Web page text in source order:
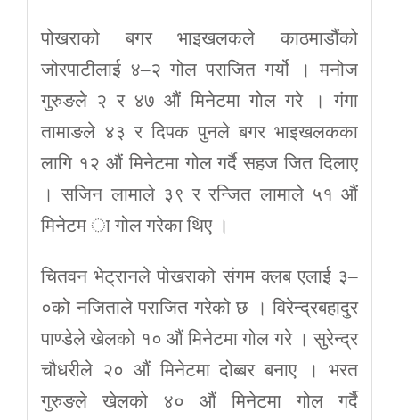
पोखराको बगर भाइखलकले काठमाडौंको
जोरपाटीलाई ४–२ गोल पराजित गर्यो । मनोज
गुरुङले २ र ४७ औं मिनेटमा गोल गरे । गंगा
तामाङले ४३ र दिपक पुनले बगर भाइखलकका
लागि १२ औं मिनेटमा गोल गर्दै सहज जित दिलाए
। सजिन लामाले ३९ र रन्जित लामाले ५१ औं
मिनेटम ा गोल गरेका थिए ।
चितवन भेट्रानले पोखराको संगम क्लब एलाई ३–
०को नजिताले पराजित गरेको छ । विरेन्द्रबहादुर
पाण्डेले खेलको १० औं मिनेटमा गोल गरे । सुरेन्द्र
चौधरीले २० औं मिनेटमा दोब्बर बनाए । भरत
गुरुङले खेलको ४० औं मिनेटमा गोल गर्दै